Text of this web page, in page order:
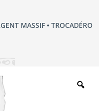
MASSIF • TROCADÉRO